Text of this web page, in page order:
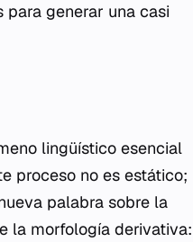
generar una casi
lingüístico esencial
proceso no es estático;
palabra sobre la
la morfología derivativa: